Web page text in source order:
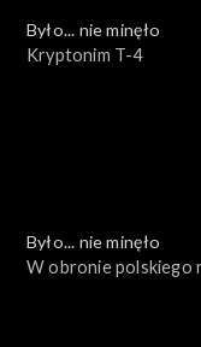
Było... nie minęło
Kryptonim T-4
Było... nie minęło
W obronie polskiego